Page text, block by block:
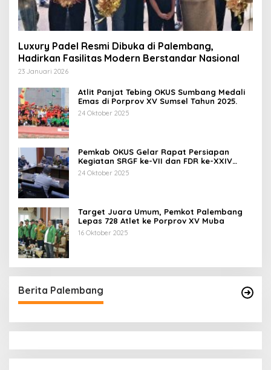
Luxury Padel Resmi Dibuka di Palembang,
Hadirkan Fasilitas Modern Berstandar Nasional
23 Januari 2026
Atlit Panjat Tebing OKUS Sumbang Medali
Emas di Porprov XV Sumsel Tahun 2025.
24 Oktober 2025
Pemkab OKUS Gelar Rapat Persiapan
Kegiatan SRGF ke-VII dan FDR ke-XXIV
Tahun 2025
24 Oktober 2025
Target Juara Umum, Pemkot Palembang
Lepas 728 Atlet ke Porprov XV Muba
16 Oktober 2025
Berita Palembang